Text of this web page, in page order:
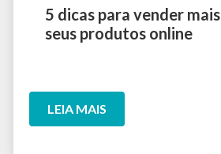
5 dicas para vender mais
seus produtos online
LEIA MAIS